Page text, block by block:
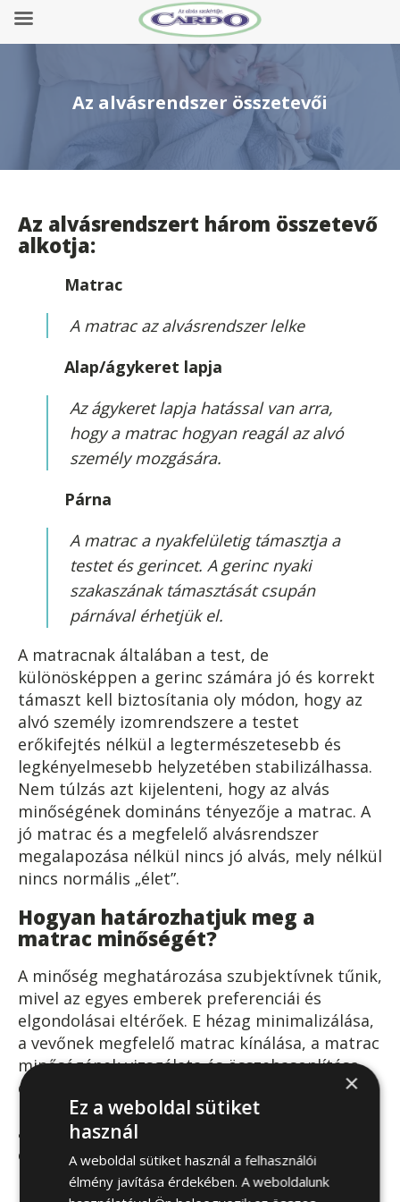
Az alvásrendszer összetevői
Az alvásrendszert három összetevő
alkotja:
Matrac
A matrac az alvásrendszer lelke
Alap/ágykeret lapja
Az ágykeret lapja hatással van arra,
hogy a matrac hogyan reagál az alvó
személy mozgására.
Párna
A matrac a nyakfelületig támasztja a
testet és gerincet. A gerinc nyaki
szakaszának támasztását csupán
párnával érhetjük el.
A matracnak általában a test, de
különösképpen a gerinc számára jó és korrekt
támaszt kell biztosítania oly módon, hogy az
alvó személy izomrendszere a testet
erőkifejtés nélkül a legtermészetesebb és
legkényelmesebb helyzetében stabilizálhassa.
Nem túlzás azt kijelenteni, hogy az alvás
minőségének domináns tényezője a matrac. A
jó matrac és a megfelelő alvásrendszer
megalapozása nélkül nincs jó alvás, mely nélkül
nincs normális „élet”.
Hogyan határozhatjuk meg a
matrac minőségét?
A minőség meghatározása szubjektívnek tűnik,
mivel az egyes emberek preferenciái és
elgondolásai eltérőek. E hézag minimalizálása,
a vevőnek megfelelő matrac kínálása, a matrac
minőségének vizsgálata és összehasonlítása
céljából számos kritériumot határoztak meg, a
matrac kívánatos jellemzőinek tisztázására és
a matrac minőségének meghatározása végett
egy skála létrehozása céljából.
Mi az elégséges támasz?
×
Ez a weboldal sütiket
használ
A weboldal sütiket használ a felhasználói
élmény javítása érdekében. A weboldalunk